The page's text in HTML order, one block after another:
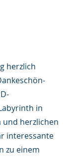
herzlich
in
und herzlichen
interessante
zu einem